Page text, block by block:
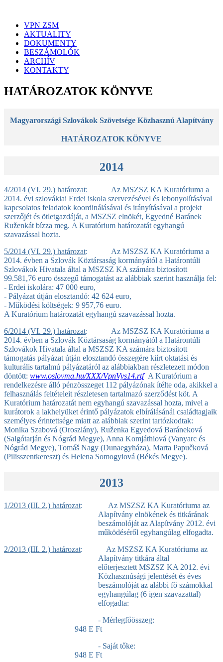
VPN ZSM
AKTUALITY
DOKUMENTY
BESZÁMOLÓK
ARCHÍV
KONTAKTY
HATÁROZATOK KÖNYVE
Magyarországi Szlovákok Szövetsége Közhasznú Alapítvány
HATÁROZATOK KÖNYVE
2014
4/2014 (VI. 29.) határozat: Az MSZSZ KA Kuratóriuma a
2014. évi szlovákiai Erdei iskola szervezésével és lebonyolításával
kapcsolatos feladatok koordinálásával és irányításával a projekt
szerzőjét és ötletgazdáját, a MSZSZ elnökét, Egyedné Baránek
Ruženkát bízza meg. A Kuratórium határozatát egyhangú
szavazással hozta.
5/2014 (VI. 29.) határozat: Az MSZSZ KA Kuratóriuma a
2014. évben a Szlovák Köztársaság kormányától a Határontúli
Szlovákok Hivatala által a MSZSZ KA számára biztosított
99.581,76 euro összegű támogatást az alábbiak szerint használja fel:
- Erdei iskolára: 47 000 euro,
- Pályázat útján elosztandó: 42 624 euro,
- Működési költségek: 9 957,76 euro.
A Kuratórium határozatát egyhangú szavazással hozta.
6/2014 (VI. 29.) határozat: Az MSZSZ KA Kuratóriuma a
2014. évben a Szlovák Köztársaság kormányától a Határontúli
Szlovákok Hivatala által a MSZSZ KA számára biztosított
támogatás pályázat útján elosztandó összegére kiírt oktatási és
kulturális tartalmú pályázatáról az alábbiakban részletezett módon
döntött: www.oslovma.hu/XXX/VpnVys14.rtfA Kuratórium a
rendelkezésre álló pénzösszeget 112 pályázónak ítélte oda, akikkel a
felhasználás feltételeit részletesen tartalmazó szerződést köt. A
Kuratórium határozatát nem egyhangú szavazással hozta, mivel a
kurátorok a lakhelyüket érintő pályázatok elbírálásánál családtagjaik
személyes érintettsége miatt az alábbiak szerint tartózkodtak:
Monika Szabová (Oroszlány), Ruženka Egyedová Baráneková
(Salgótarján és Nógrád Megye), Anna Komjáthiová (Vanyarc és
Nógrád Megye), Tomáš Nagy (Dunaegyháza), Marta Papučková
(Pilisszentkereszt) és Helena Somogyiová (Békés Megye).
2013
1/2013 (III. 2.) határozat: Az MSZSZ KA Kuratóriuma az
Alapítvány elnökének és titkárának
beszámolóját az Alapítvány 2012. évi
működéséről egyhangúlag elfogadta.
2/2013 (III. 2.) határozat: Az MSZSZ KA Kuratóriuma az
Alapítvány titkára által
előterjesztett MSZSZ KA 2012. évi
Közhasznúsági jelentését és éves
beszámolóját az alábbi fő számokkal
egyhangúlag (6 igen szavazattal)
elfogadta:
- Mérlegfőösszeg:
948 E Ft
- Saját tőke:
948 E Ft